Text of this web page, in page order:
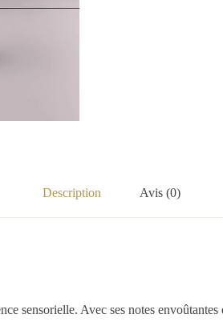
Description Avis (0)
sensorielle. Avec ses notes